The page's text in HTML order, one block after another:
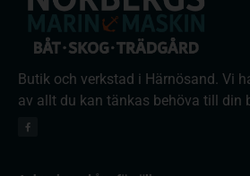
Butik och verkstad i Härnösand. Vi
av allt du kan tänkas behöva till din